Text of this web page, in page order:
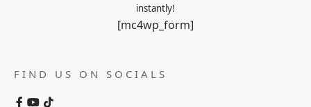
instantly!
[mc4wp_form]
FIND US ON SOCIALS